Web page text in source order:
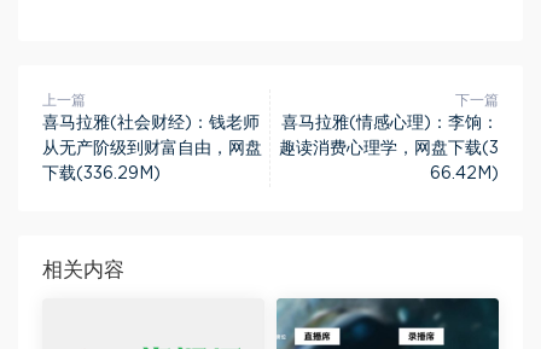
上一篇
喜马拉雅(社会财经)：钱老师
从无产阶级到财富自由，网盘
下载(336.29M)
下一篇
喜马拉雅(情感心理)：李饷：
趣读消费心理学，网盘下载(3
66.42M)
相关内容